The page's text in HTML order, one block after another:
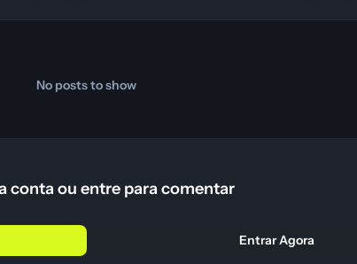
No posts to show
conta ou entre para comentar
Entrar Agora